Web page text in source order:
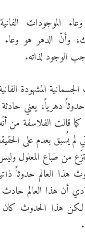
الموجودات
وأنّ الدهر هو وعاء
الوجود لذاته.
المشهودة
دهرياً، يعني
قالت الفلاسفة من
لم يُسبق بعدم على
من طباع المعلول
العالم حدوثاً
أن هذا العالم
هذا الحدوث كان